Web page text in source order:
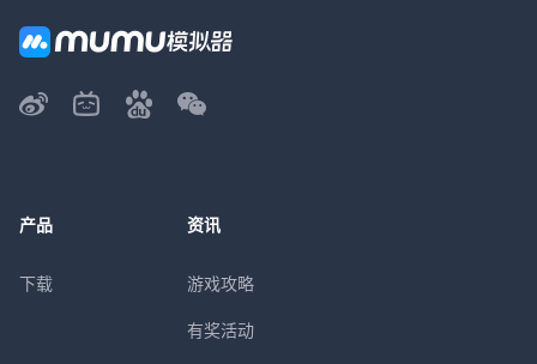
产品
下载
资讯
游戏攻略
有奖活动